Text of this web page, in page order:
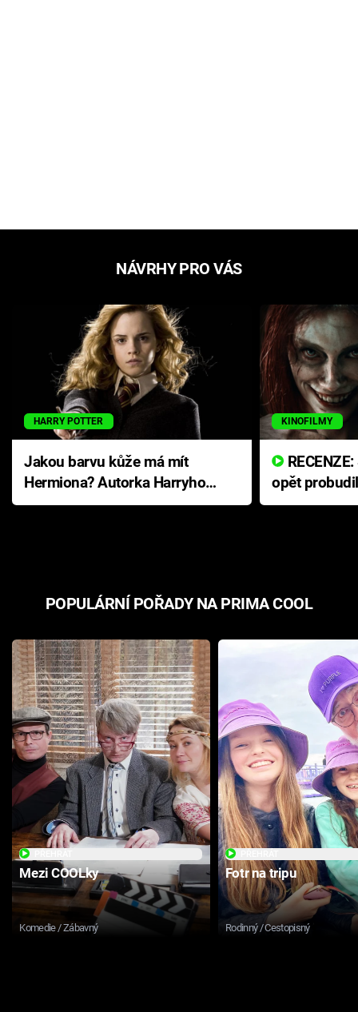
NÁVRHY PRO VÁS
HARRY POTTER
Jakou barvu kůže má mít
Hermiona? Autorka Harryho
Pottera přišla s ráznou
KINOFILMY
opět
přichází s
POPULÁRNÍ POŘADY NA PRIMA COOL
Mezi COOLky
Komedie / Zábavný
Fotr na tripu
Rodinný / Cestopisný